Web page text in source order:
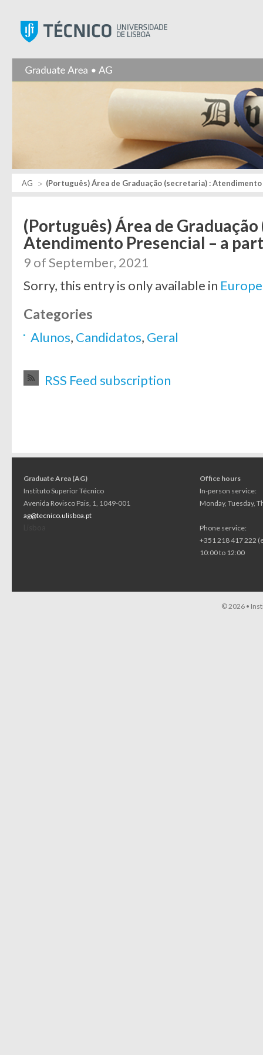
AG (Português) Área de Graduação (secretaria) :
(Português) Área de
Atendimento Presencial – a
9 of September, 2021
Sorry, this entry is only available in
Categories
Alunos, Candidatos, Geral
RSS Feed subscription
Graduate Area (AG)
Instituto Superior Técnico
Avenida Rovisco Pais, 1, 1049-001
ag@tecnico.ulisboa.pt
Office hours
In-person service:
Monday, Tuesday,
Phone service:
+351 218 417 222
10:00 to 12:00
© 2026 •